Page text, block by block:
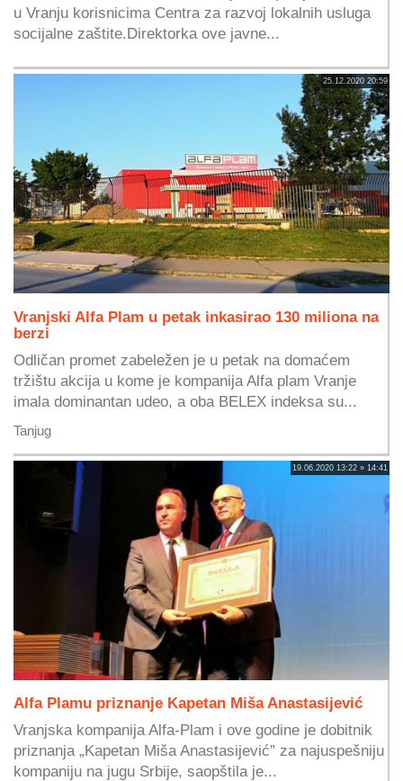
u Vranju korisnicima Centra za razvoj lokalnih usluga
socijalne zaštite.Direktorka ove javne...
25.12.2020 20:59
Vranjski Alfa Plam u petak inkasirao 130 miliona na
berzi
Odličan promet zabeležen je u petak na domaćem
tržištu akcija u kome je kompanija Alfa plam Vranje
imala dominantan udeo, a oba BELEX indeksa su...
Tanjug
19.06.2020 13:22 » 14:41
Alfa Plamu priznanje Kapetan Miša Anastasijević
Vranjska kompanija Alfa-Plam i ove godine je dobitnik
priznanja „Kapetan Miša Anastasijević” za najuspešniju
kompaniju na jugu Srbije, saopštila je...